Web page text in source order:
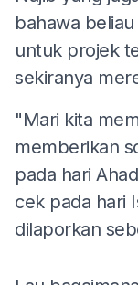
bahawa
untuk projek
sekiranya
"Mari kita
memberikan
pada hari
cek pada hari
dilaporkan